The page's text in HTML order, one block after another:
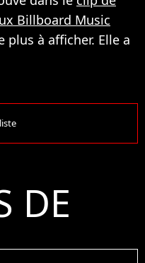
Billboard Music
plus à afficher. Elle a
DE